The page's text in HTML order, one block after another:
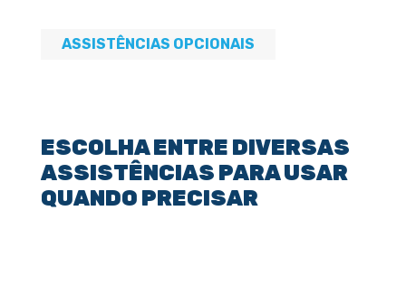
ASSISTÊNCIAS OPCIONAIS
ESCOLHA ENTRE DIVERSAS
ASSISTÊNCIAS PARA USAR
QUANDO PRECISAR